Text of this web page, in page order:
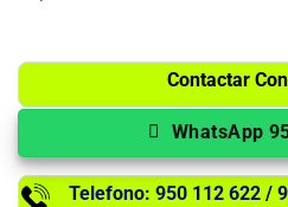
Contactar
WhatsApp
Telefono: 950 112 622 /